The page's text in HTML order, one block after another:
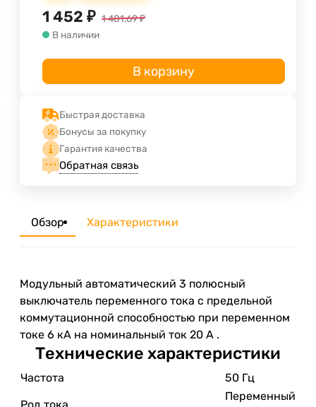
1 452 ₽ 1 481,69₽
В наличии
В корзину
Быстрая доставка
Бонусы за покупку
Гарантия качества
Обратная связь
Обзор Характеристики
Модульный автоматический 3 полюсный
выключатель переменного тока с предельной
коммутационной способностью при переменном
токе 6 кА на номинальный ток 20 А .
Технические характеристики
Частота
50 Гц
Переменный